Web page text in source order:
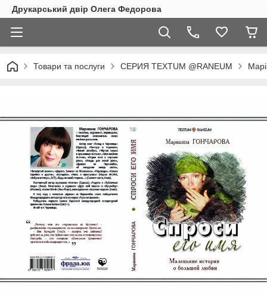
Друкарський двір Олега Федорова
Товари та послуги СЕРИЯ TEXTUM @RANEUM